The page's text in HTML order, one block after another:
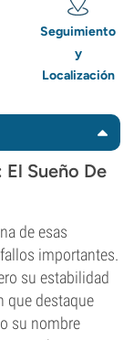
Seguimiento
y
Localización
El Sueño De
de esas
importantes.
su estabilidad
que destaque
su nombre